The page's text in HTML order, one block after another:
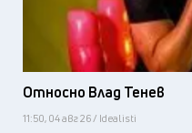
Относно Влад Тенев
11:50, 04 авг 26 / Idealisti